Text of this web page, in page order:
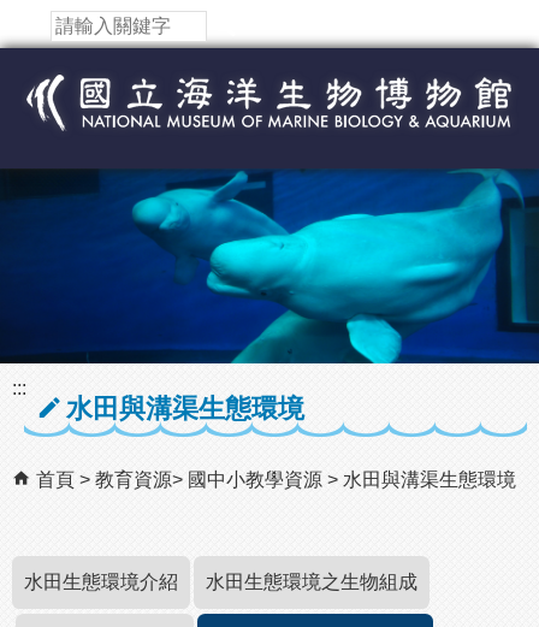
跳到主要內容區塊
:::
水田與溝渠生態環境
首頁 教育資源 國中小教學資源 水田與溝渠生態環境
水田生態環境介紹 水田生態環境之生物組成